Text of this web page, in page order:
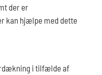
der er
kan hjælpe med dette
i tilfælde af